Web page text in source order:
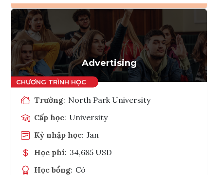
Ghi danh
Tham vấn Interlink
Advertising
Trường: North Park University
Cấp học: University
Kỳ nhập học: Jan
Học phí: 34,685 USD
Học bổng: Có